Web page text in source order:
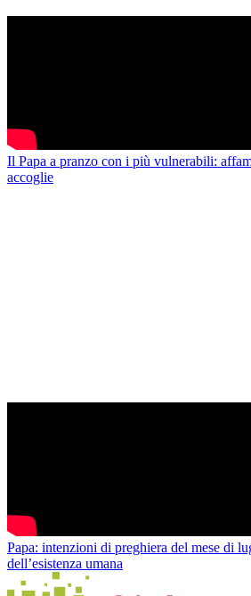
Il Papa a pranzo con i più vulnerabili:
accoglie
Papa: intenzioni di preghiera del mese di
dell’esistenza umana